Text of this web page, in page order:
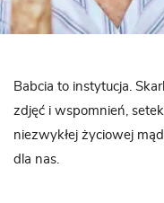
Babcia to instytucja.
zdjęć i wspomnień,
niezwykłej życiowej
dla nas.